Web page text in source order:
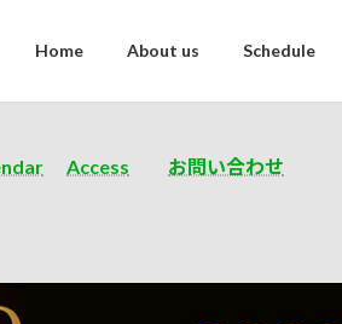
Home About us Schedule
Access お問い合わせ